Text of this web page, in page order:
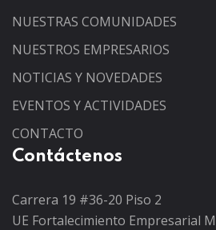
NUESTRAS COMUNIDADES
NUESTROS EMPRESARIOS
NOTICIAS Y NOVEDADES
EVENTOS Y ACTIVIDADES
CONTACTO
Contáctenos
Carrera 19 #36-20 Piso 2
UE Fortalecimiento Empresarial